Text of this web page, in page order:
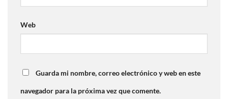
Web
Guarda mi nombre, correo electrónico y web en este
navegador para la próxima vez que comente.